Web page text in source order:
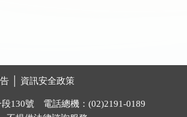
資訊安全政策
130號 電話總機：(02)2191-0189